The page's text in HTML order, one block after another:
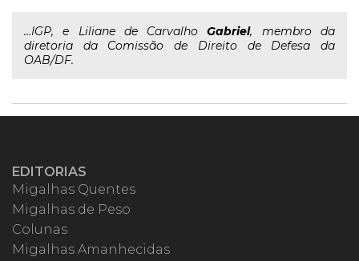
...IGP, e Liliane de CarvalhoGabriel, membro da
diretoria da Comissão de Direito de Defesa da
OAB/DF.
EDITORIAS
Migalhas Quentes
Migalhas de Peso
Colunas
Migalhas Amanhecidas